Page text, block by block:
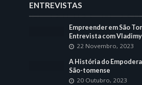
ENTREVISTAS
Empreender em São
Entrevista com
22 Novembro, 2023
A História do
São-tomense
20 Outubro, 2023